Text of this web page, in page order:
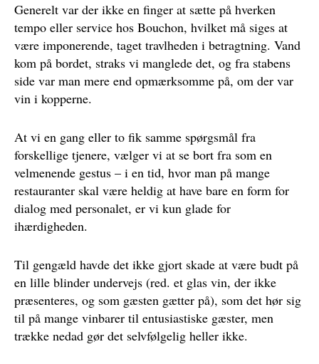
Generelt var der ikke en finger at sætte på hverken
tempo eller service hos Bouchon, hvilket må siges at
være imponerende, taget travlheden i betragtning. Vand
kom på bordet, straks vi manglede det, og fra stabens
side var man mere end opmærksomme på, om der var
vin i kopperne.
At vi en gang eller to fik samme spørgsmål fra
forskellige tjenere, vælger vi at se bort fra som en
velmenende gestus – i en tid, hvor man på mange
restauranter skal være heldig at have bare en form for
dialog med personalet, er vi kun glade for
ihærdigheden.
Til gengæld havde det ikke gjort skade at være budt på
en lille blinder undervejs (red. et glas vin, der ikke
præsenteres, og som gæsten gætter på), som det hør sig
til på mange vinbarer til entusiastiske gæster, men
trække nedad gør det selvfølgelig heller ikke.